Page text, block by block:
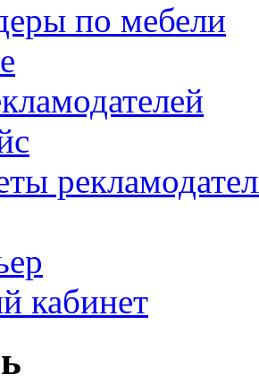
по мебели
кабинет